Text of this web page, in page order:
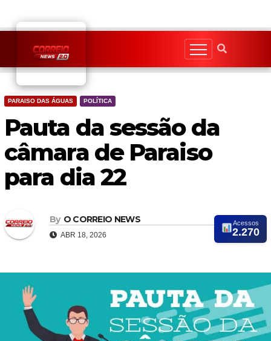
content
PARAISO DAS ÁGUAS POLÍTICA
Pauta da sessão da
câmara de Paraiso
para dia 22
By O CORREIO NEWS
ABR 18, 2026
Acessos
2.270